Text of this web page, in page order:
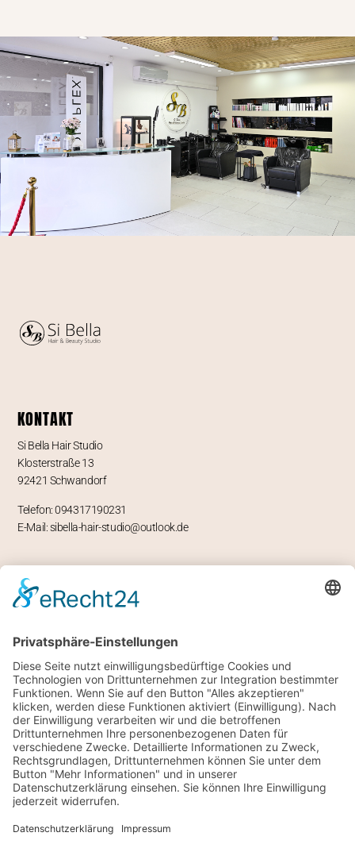
KONTAKT
Si Bella Hair Studio
Klosterstraße 13
92421 Schwandorf
Telefon: 094317190231
E-Mail: sibella-hair-studio@outlook.de
ÖFFNUNGSZEITEN
Sa 8 bis 14 Uhr
RECHTLICHES
Impressum
Datenschutz
Allgemeine Geschäftsbedingungen
SONSTIGES